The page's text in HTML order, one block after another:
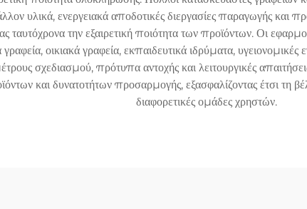
υλικά, ενεργειακά αποδοτικές διεργασίες παραγωγής
ταυτόχρονα την εξαιρετική ποιότητα των προϊόντων. Οι
οικιακά γραφεία, εκπαιδευτικά ιδρύματα,
σχεδιασμού, πρότυπα αντοχής και λειτουργικές
και δυνατοτήτων προσαρμογής, εξασφαλίζοντας έτσι τη
διαφορετικές ομάδες χρηστών.